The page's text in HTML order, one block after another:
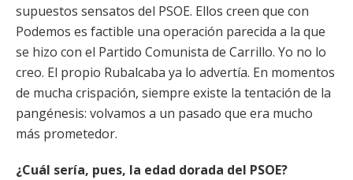
supuestos sensatos del PSOE. Ellos creen que con
Podemos es factible una operación parecida a la que
se hizo con el Partido Comunista de Carrillo. Yo no lo
creo. El propio Rubalcaba ya lo advertía. En momentos
de mucha crispación, siempre existe la tentación de la
pangénesis: volvamos a un pasado que era mucho
más prometedor.
¿Cuál sería, pues, la edad dorada del PSOE?